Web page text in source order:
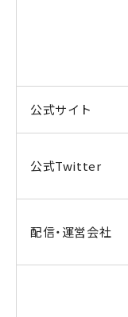
公式サイト
公式Twitter
配信・運営会社